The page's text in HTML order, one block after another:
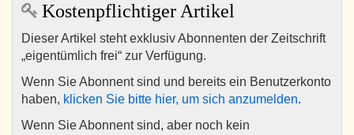
Kostenpflichtiger Artikel
Dieser Artikel steht exklusiv Abonnenten der Zeitschrift
„eigentümlich frei“ zur Verfügung.
Wenn Sie Abonnent sind und bereits ein Benutzerkonto
haben, klicken Sie bitte hier, um sich anzumelden.
Wenn Sie Abonnent sind, aber noch kein